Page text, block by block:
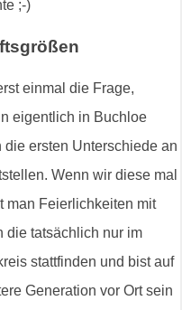
;-)
einmal die Frage,
eigentlich in Buchloe
ersten Unterschiede an
Wenn wir diese mal
man Feierlichkeiten mit
die tatsächlich nur im
stattfinden und bist auf
Generation vor Ort sein